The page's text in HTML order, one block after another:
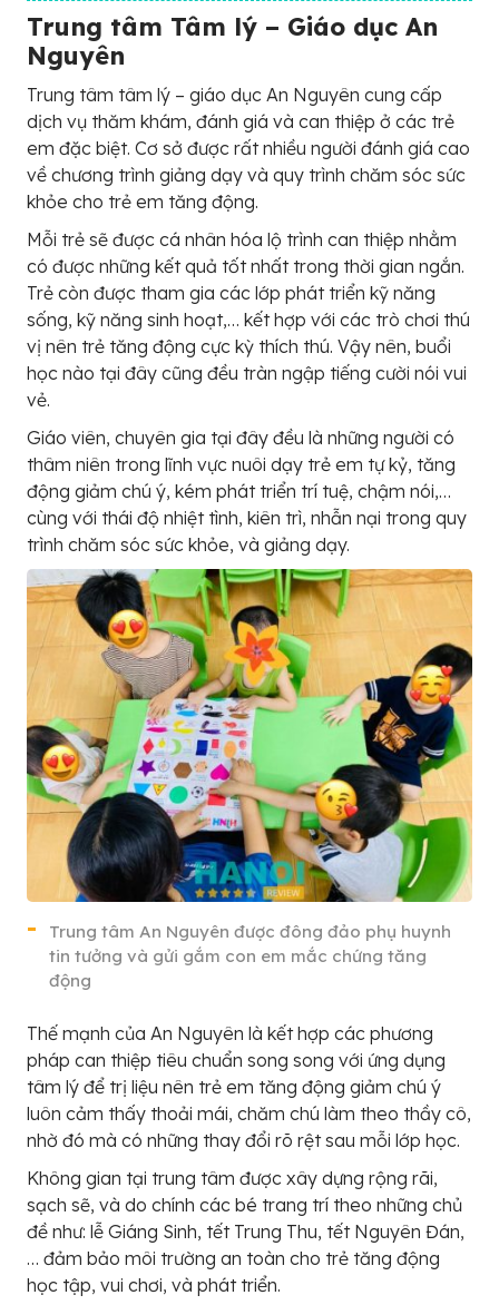
Trung tâm Tâm lý – Giáo dục An
Nguyên
Trung tâm tâm lý – giáo dục An Nguyên cung cấp
dịch vụ thăm khám, đánh giá và can thiệp ở các trẻ
em đặc biệt. Cơ sở được rất nhiều người đánh giá cao
về chương trình giảng dạy và quy trình chăm sóc sức
khỏe cho trẻ em tăng động.
Mỗi trẻ sẽ được cá nhân hóa lộ trình can thiệp nhằm
có được những kết quả tốt nhất trong thời gian ngắn.
Trẻ còn được tham gia các lớp phát triển kỹ năng
sống, kỹ năng sinh hoạt,… kết hợp với các trò chơi thú
vị nên trẻ tăng động cực kỳ thích thú. Vậy nên, buổi
học nào tại đây cũng đều tràn ngập tiếng cười nói vui
vẻ.
Giáo viên, chuyên gia tại đây đều là những người có
thâm niên trong lĩnh vực nuôi dạy trẻ em tự kỷ, tăng
động giảm chú ý, kém phát triển trí tuệ, chậm nói,…
cùng với thái độ nhiệt tình, kiên trì, nhẫn nại trong quy
trình chăm sóc sức khỏe, và giảng dạy.
Trung tâm An Nguyên được đông đảo phụ huynh
tin tưởng và gửi gắm con em mắc chứng tăng
động
Thế mạnh của An Nguyên là kết hợp các phương
pháp can thiệp tiêu chuẩn song song với ứng dụng
tâm lý để trị liệu nên trẻ em tăng động giảm chú ý
luôn cảm thấy thoải mái, chăm chú làm theo thầy cô,
nhờ đó mà có những thay đổi rõ rệt sau mỗi lớp học.
Không gian tại trung tâm được xây dựng rộng rãi,
sạch sẽ, và do chính các bé trang trí theo những chủ
đề như: lễ Giáng Sinh, tết Trung Thu, tết Nguyên Đán,
… đảm bảo môi trường an toàn cho trẻ tăng động
học tập, vui chơi, và phát triển.